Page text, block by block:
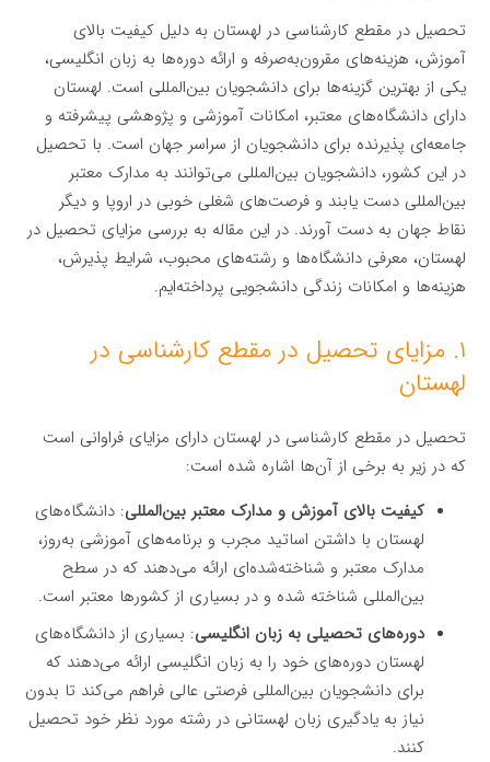
تحصیل در مقطع کارشناسی در لهستان به دلیل کیفیت بالای
آموزش، هزینه‌های مقرون‌به‌صرفه و ارائه دوره‌ها به زبان انگلیسی،
یکی از بهترین گزینه‌ها برای دانشجویان بین‌المللی است. لهستان
دارای دانشگاه‌های معتبر، امکانات آموزشی و پژوهشی پیشرفته و
جامعه‌ای پذیرنده برای دانشجویان از سراسر جهان است. با تحصیل
در این کشور، دانشجویان بین‌المللی می‌توانند به مدارک معتبر
بین‌المللی دست یابند و فرصت‌های شغلی خوبی در اروپا و دیگر
نقاط جهان به دست آورند. در این مقاله به بررسی مزایای تحصیل در
لهستان، معرفی دانشگاه‌ها و رشته‌های محبوب، شرایط پذیرش،
هزینه‌ها و امکانات زندگی دانشجویی پرداخته‌ایم.
۱. مزایای تحصیل در مقطع کارشناسی در
لهستان
تحصیل در مقطع کارشناسی در لهستان دارای مزایای فراوانی است
که در زیر به برخی از آن‌ها اشاره شده است:
کیفیت بالای آموزش و مدارک معتبر بین‌المللی: دانشگاه‌های
لهستان با داشتن اساتید مجرب و برنامه‌های آموزشی به‌روز،
مدارک معتبر و شناخته‌شده‌ای ارائه می‌دهند که در سطح
بین‌المللی شناخته شده و در بسیاری از کشورها معتبر است.
دوره‌های تحصیلی به زبان انگلیسی: بسیاری از دانشگاه‌های
لهستان دوره‌های خود را به زبان انگلیسی ارائه می‌دهند که
برای دانشجویان بین‌المللی فرصتی عالی فراهم می‌کند تا بدون
نیاز به یادگیری زبان لهستانی در رشته مورد نظر خود تحصیل
کنند.